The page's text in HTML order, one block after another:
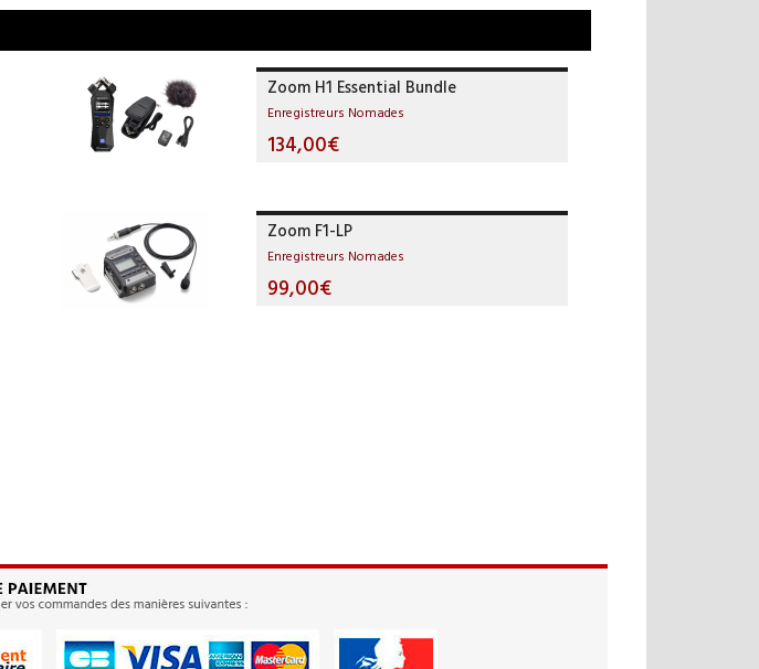
Zoom H1 Essential Bundle
Enregistreurs Nomades
134,00€
Zoom F1-LP
Enregistreurs Nomades
99,00€